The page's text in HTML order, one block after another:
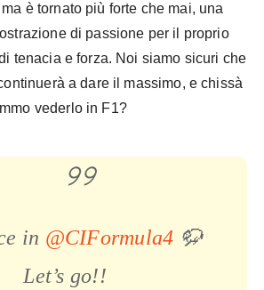
è tornato più forte che mai, una
di passione per il proprio
tenacia e forza. Noi siamo sicuri che
a dare il massimo, e chissà
vederlo in F1?
in @CIFormula4 🦬
Let’s go!!